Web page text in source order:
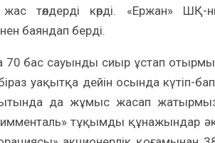
төлдерді көрді. «Ержан» ШҚ-
баяндап берді.
бас сауынды сиыр ұстап
уақытқа дейін осында күтіп-
да жұмыс жасап
тұқымды құнажындар